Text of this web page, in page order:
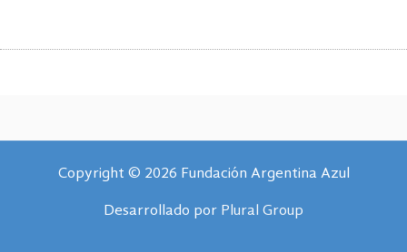
Copyright © 2026 Fundación Argentina Azul
Desarrollado por Plural Group